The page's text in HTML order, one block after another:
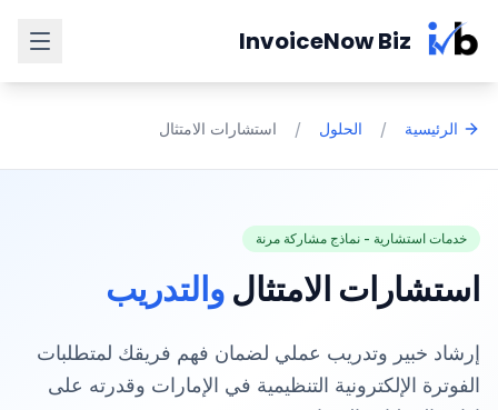
InvoiceNow Biz
الرئيسية / الحلول / استشارات الامتثال
خدمات استشارية - نماذج مشاركة مرنة
استشارات الامتثالوالتدريب
إرشاد خبير وتدريب عملي لضمان فهم فريقك لمتطلبات
الفوترة الإلكترونية التنظيمية في الإمارات وقدرته على